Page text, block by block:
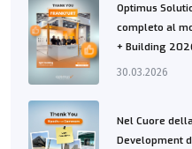
Optimus
completo al
+ Building
30.03.2026
Nel Cuore
Development